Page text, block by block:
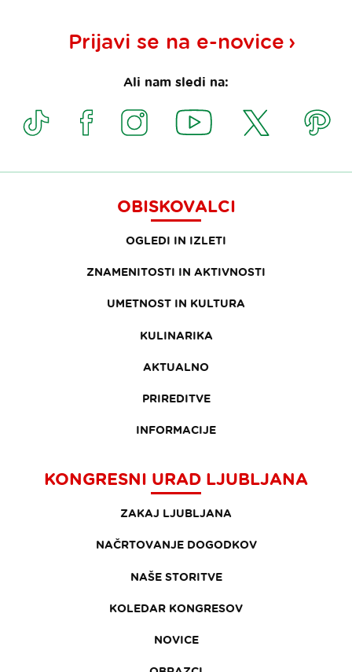
Prijavi se na e-novice
Ali nam sledi na:
OBISKOVALCI
OGLEDI IN IZLETI
ZNAMENITOSTI IN AKTIVNOSTI
UMETNOST IN KULTURA
KULINARIKA
AKTUALNO
PRIREDITVE
INFORMACIJE
KONGRESNI URAD LJUBLJANA
ZAKAJ LJUBLJANA
NAČRTOVANJE DOGODKOV
NAŠE STORITVE
KOLEDAR KONGRESOV
NOVICE